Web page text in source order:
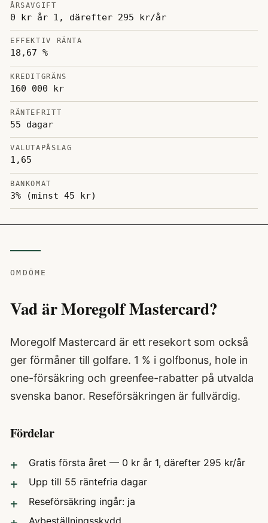
ÅRSAVGIFT
0 kr år 1, därefter 295 kr/år
EFFEKTIV RÄNTA
18,67 %
KREDITGRÄNS
160 000 kr
RÄNTEFRITT
55 dagar
VALUTAPÅSLAG
1,65
BANKOMAT
3% (minst 45 kr)
OMDÖME
Vad är Moregolf Mastercard?
Moregolf Mastercard är ett resekort som också
ger förmåner till golfare. 1 % i golfbonus, hole in
one-försäkring och greenfee-rabatter på utvalda
svenska banor. Reseförsäkringen är fullvärdig.
Fördelar
Gratis första året — 0 kr år 1, därefter 295 kr/år
Upp till 55 räntefria dagar
Reseförsäkring ingår: ja